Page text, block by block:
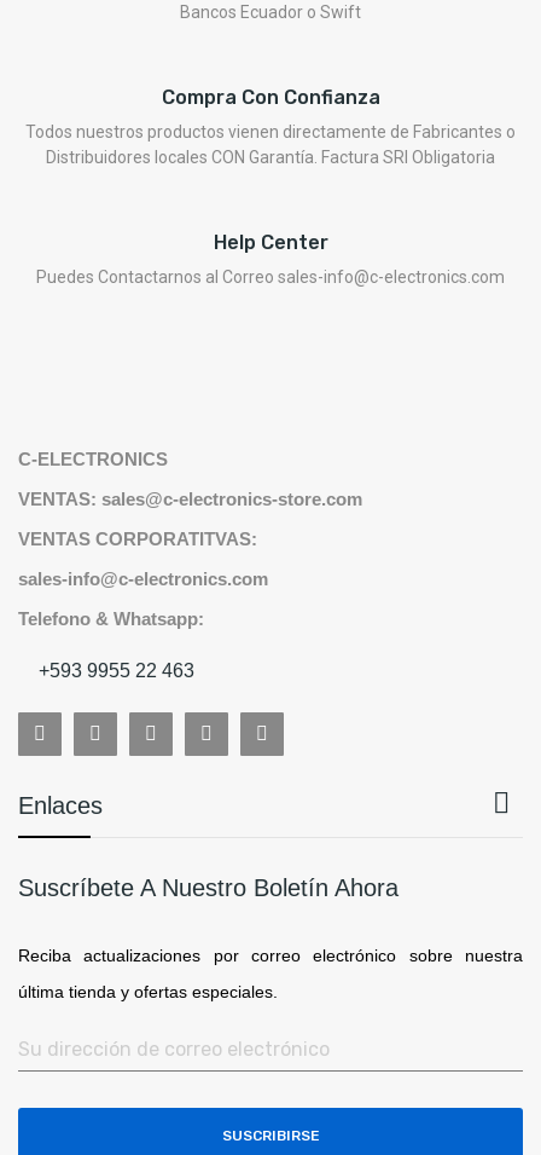
Bancos Ecuador o Swift
Compra Con Confianza
Todos nuestros productos vienen directamente de Fabricantes o
Distribuidores locales CON Garantía. Factura SRI Obligatoria
Help Center
Puedes Contactarnos al Correo sales-info@c-electronics.com
C-ELECTRONICS
VENTAS: sales@c-electronics-store.com
VENTAS CORPORATITVAS:
sales-info@c-electronics.com
Telefono & Whatsapp:
+593 9955 22 463
Enlaces 
Suscríbete A Nuestro Boletín Ahora
Reciba actualizaciones por correo electrónico sobre nuestra
última tienda y ofertas especiales.
SUSCRIBIRSE